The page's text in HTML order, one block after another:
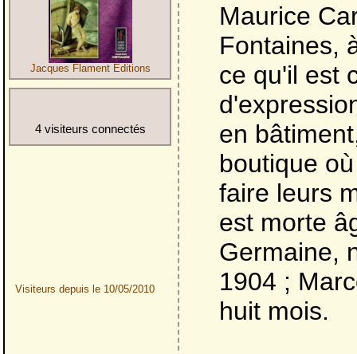
Jacques Flament Editions
4 visiteurs connectés
Visiteurs depuis le 10/05/2010
Maurice
Fontaines,
ce qu'il est
en
boutique
faire leurs
est morte
Germaine,
1904 ;
huit mois.